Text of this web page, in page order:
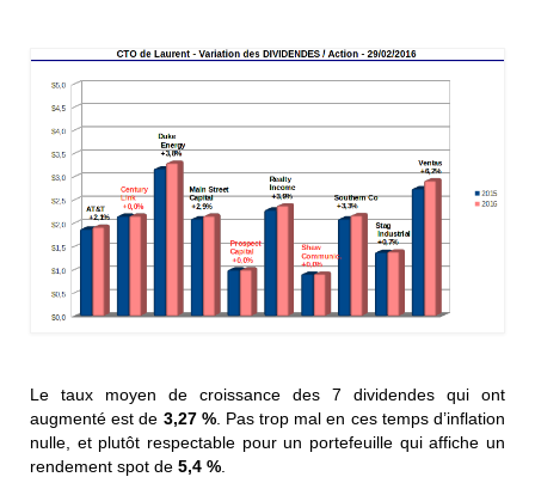
Le taux moyen de croissance des 7 dividendes qui ont
augmenté est de 3,27 %. Pas trop mal en ces temps d’inflation
nulle, et plutôt respectable pour un portefeuille qui affiche un
rendement spot de 5,4 %